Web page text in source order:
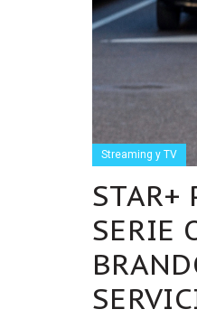
Streaming y TV
STAR+
SERIE